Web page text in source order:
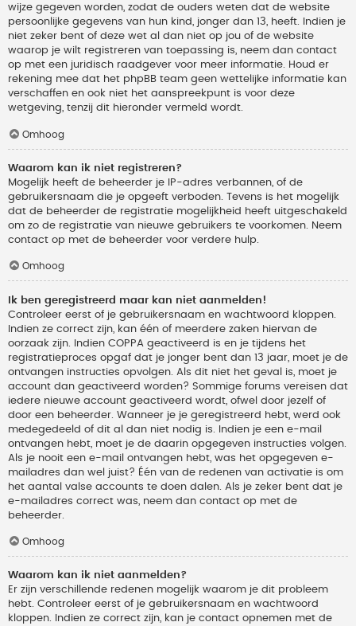
wijze gegeven worden, zodat de ouders weten dat de website
persoonlijke gegevens van hun kind, jonger dan 13, heeft. Indien je
niet zeker bent of deze wet al dan niet op jou of de website
waarop je wilt registreren van toepassing is, neem dan contact
op met een juridisch raadgever voor meer informatie. Houd er
rekening mee dat het phpBB team geen wettelijke informatie kan
verschaffen en ook niet het aanspreekpunt is voor deze
wetgeving, tenzij dit hieronder vermeld wordt.
Omhoog
Waarom kan ik niet registreren?
Mogelijk heeft de beheerder je IP-adres verbannen, of de
gebruikersnaam die je opgeeft verboden. Tevens is het mogelijk
dat de beheerder de registratie mogelijkheid heeft uitgeschakeld
om zo de registratie van nieuwe gebruikers te voorkomen. Neem
contact op met de beheerder voor verdere hulp.
Omhoog
Ik ben geregistreerd maar kan niet aanmelden!
Controleer eerst of je gebruikersnaam en wachtwoord kloppen.
Indien ze correct zijn, kan één of meerdere zaken hiervan de
oorzaak zijn. Indien COPPA geactiveerd is en je tijdens het
registratieproces opgaf dat je jonger bent dan 13 jaar, moet je de
ontvangen instructies opvolgen. Als dit niet het geval is, moet je
account dan geactiveerd worden? Sommige forums vereisen dat
iedere nieuwe account geactiveerd wordt, ofwel door jezelf of
door een beheerder. Wanneer je je geregistreerd hebt, werd ook
medegedeeld of dit al dan niet nodig is. Indien je een e-mail
ontvangen hebt, moet je de daarin opgegeven instructies volgen.
Als je nooit een e-mail ontvangen hebt, was het opgegeven e-
mailadres dan wel juist? Één van de redenen van activatie is om
het aantal valse accounts te doen dalen. Als je zeker bent dat je
e-mailadres correct was, neem dan contact op met de
beheerder.
Omhoog
Waarom kan ik niet aanmelden?
Er zijn verschillende redenen mogelijk waarom je dit probleem
hebt. Controleer eerst of je gebruikersnaam en wachtwoord
kloppen. Indien ze correct zijn, kan je contact opnemen met de